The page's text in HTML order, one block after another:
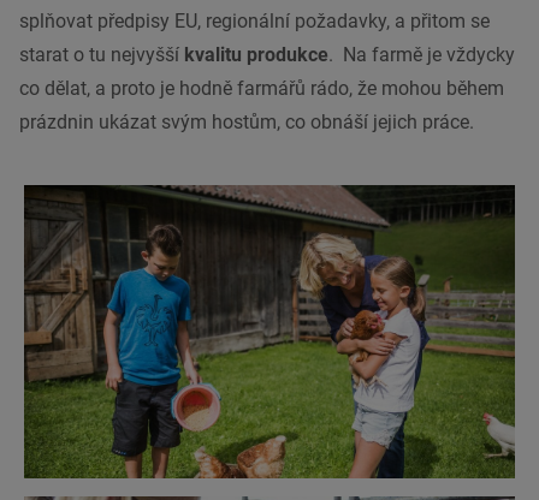
splňovat předpisy EU, regionální požadavky, a přitom se
starat o tu nejvyšší kvalitu produkce. Na farmě je vždycky
co dělat, a proto je hodně farmářů rádo, že mohou během
prázdnin ukázat svým hostům, co obnáší jejich práce.